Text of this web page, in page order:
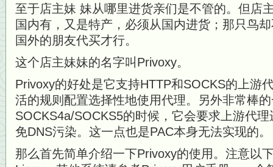
至于店主妹 妹从哪里进货亲们是不管的。但店
国内有，又是特产，必须从国内进货；那只鸟
国外的朋友代买才行。
这个店主妹妹的名字叫Privoxy。
Privoxy的好处是它支持HTTP和SOCKS的上游
活的规则配置选择性地使用代理。另外非常棒
SOCKS4a/SOCKS5的时候，它会要求上游代
免DNS污染。这一点也是PAC本身无法实现的。
那么首先简单介绍一下Privoxy的使用。注意以